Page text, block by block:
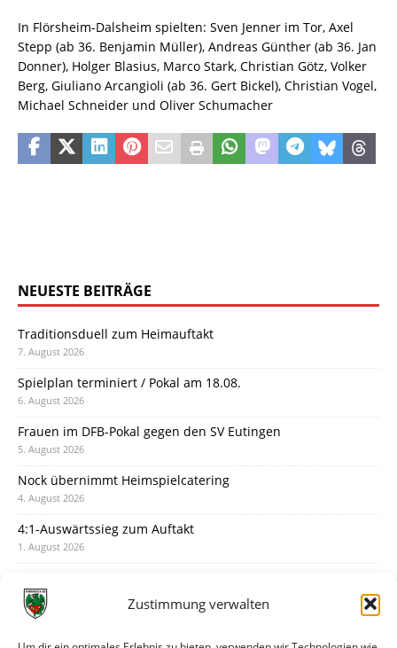
Zustimmung verwalten
In Flörsheim-Dalsheim spielten: Sven Jenner im Tor, Axel
Stepp (ab 36. Benjamin Müller), Andreas Günther (ab 36. Jan
Donner), Holger Blasius, Marco Stark, Christian Götz, Volker
Berg, Giuliano Arcangioli (ab 36. Gert Bickel), Christian Vogel,
Michael Schneider und Oliver Schumacher
NEUESTE BEITRÄGE
Traditionsduell zum Heimauftakt
7. August 2026
Spielplan terminiert / Pokal am 18.08.
6. August 2026
Frauen im DFB-Pokal gegen den SV Eutingen
5. August 2026
Nock übernimmt Heimspielcatering
4. August 2026
4:1-Auswärtssieg zum Auftakt
1. August 2026
31. Juli 2026
30. Juli 2026